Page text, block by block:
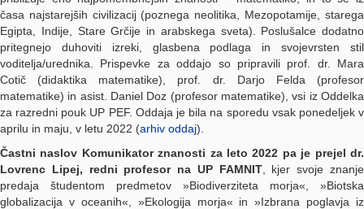
časa najstarejših civilizacij (poznega neolitika, Mezopotamije, starega
Egipta, Indije, Stare Grčije in arabskega sveta). Poslušalce dodatno
pritegnejo duhoviti izreki, glasbena podlaga in svojevrsten stil
voditelja/urednika. Prispevke za oddajo so pripravili prof. dr. Mara
Cotič (didaktika matematike), prof. dr. Darjo Felda (profesor
matematike) in asist. Daniel Doz (profesor matematike), vsi iz Oddelka
za razredni pouk UP PEF. Oddaja je bila na sporedu vsak ponedeljek v
aprilu in maju, v letu 2022 (arhiv oddaj).
Častni naslov Komunikator znanosti za leto 2022 pa je prejel dr.
Lovrenc Lipej, redni profesor na UP FAMNIT, kjer svoje znanje
predaja študentom predmetov »Biodiverziteta morja«, »Biotska
globalizacija v oceanih«, »Ekologija morja« in »Izbrana poglavja iz